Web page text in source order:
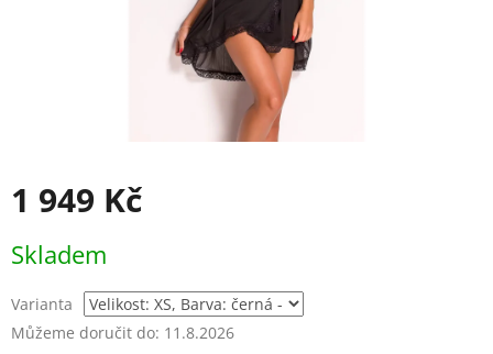
1 949 Kč
cena:
Skladem
Varianta
Můžeme doručit do: 11.8.2026